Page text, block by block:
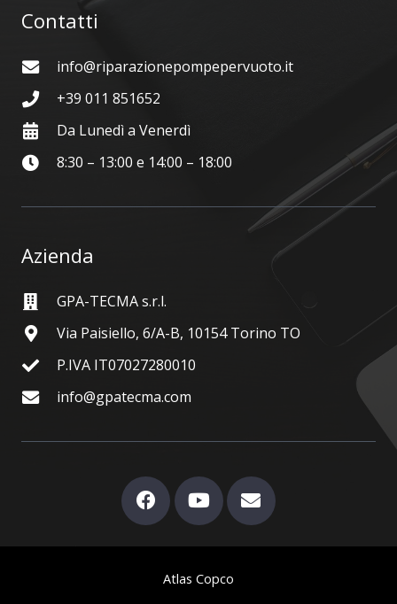
Contatti
info@riparazionepompepervuoto.it
+39 011 851652
Da Lunedì a Venerdì
8:30 – 13:00 e 14:00 – 18:00
Azienda
GPA-TECMA s.r.l.
Via Paisiello, 6/A-B, 10154 Torino TO
P.IVA IT07027280010
info@gpatecma.com
Atlas Copco